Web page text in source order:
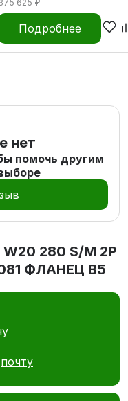
625 ₽
Подробнее
нет
помочь другим
W20 280 S/M 2P
ФЛАНЕЦ В5
почту